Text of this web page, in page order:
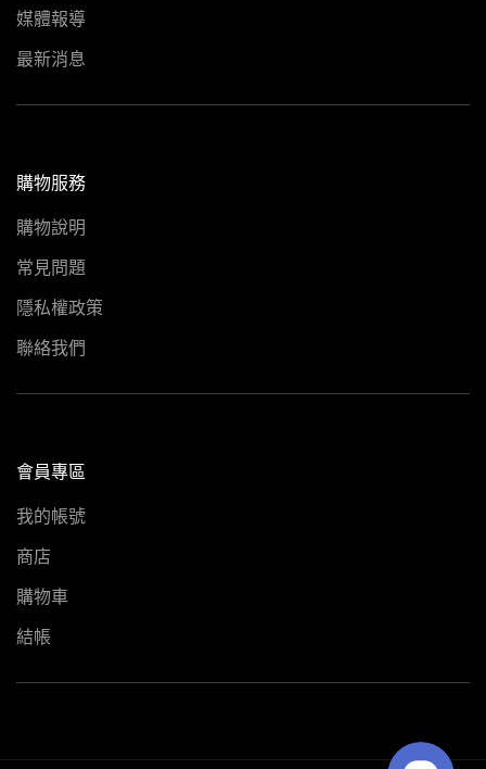
媒體報導
最新消息
購物服務
購物說明
常見問題
隱私權政策
聯絡我們
會員專區
我的帳號
商店
購物車
結帳